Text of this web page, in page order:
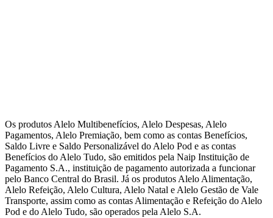
Os produtos Alelo Multibenefícios, Alelo Despesas, Alelo
Pagamentos, Alelo Premiação, bem como as contas Benefícios,
Saldo Livre e Saldo Personalizável do Alelo Pod e as contas
Benefícios do Alelo Tudo, são emitidos pela Naip Instituição de
Pagamento S.A., instituição de pagamento autorizada a funcionar
pelo Banco Central do Brasil. Já os produtos Alelo Alimentação,
Alelo Refeição, Alelo Cultura, Alelo Natal e Alelo Gestão de Vale
Transporte, assim como as contas Alimentação e Refeição do Alelo
Pod e do Alelo Tudo, são operados pela Alelo S.A.